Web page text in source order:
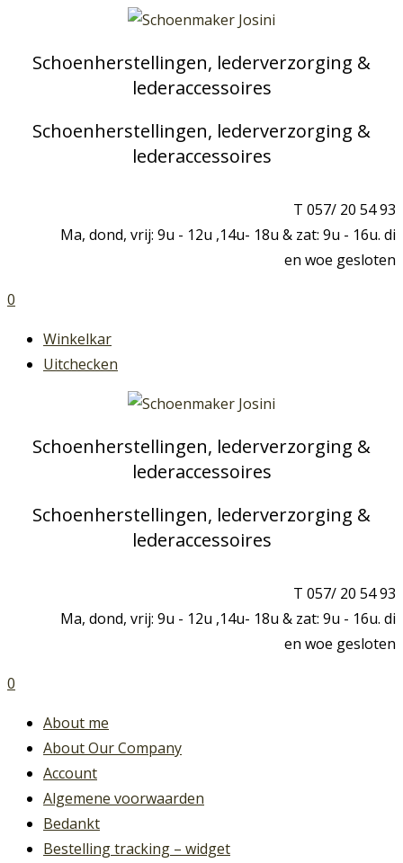
Schoenherstellingen, lederverzorging &
lederaccessoires
Schoenherstellingen, lederverzorging &
lederaccessoires
T 057/ 20 54 93
Ma, dond, vrij: 9u - 12u ,14u- 18u & zat: 9u - 16u. di
en woe gesloten
0
Winkelkar
Uitchecken
Schoenherstellingen, lederverzorging &
lederaccessoires
Schoenherstellingen, lederverzorging &
lederaccessoires
T 057/ 20 54 93
Ma, dond, vrij: 9u - 12u ,14u- 18u & zat: 9u - 16u. di
en woe gesloten
0
About me
About Our Company
Account
Algemene voorwaarden
Bedankt
Bestelling tracking – widget